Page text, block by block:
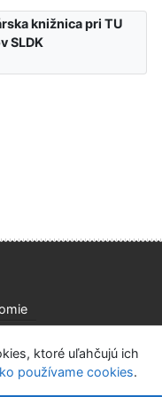
knižnica pri TU
SLDK
pri Technickej
ktoré uľahčujú ich
používame cookies.